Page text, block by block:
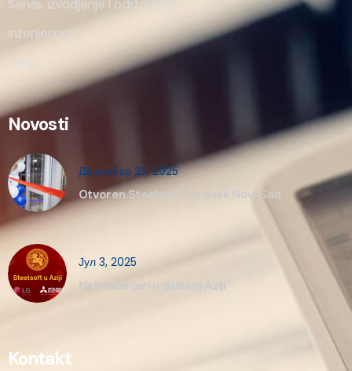
Servis, izvodjenje i održavanje
Inženjering
Shop
Novosti
Децембар 23, 2025
Otvoren Steelsoft Ogranak Novi Sad
Јул 3, 2025
Naši inženjeri u dalekoj Aziji
Kontakt